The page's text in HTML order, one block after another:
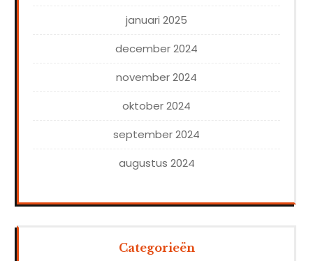
januari 2025
december 2024
november 2024
oktober 2024
september 2024
augustus 2024
Categorieën